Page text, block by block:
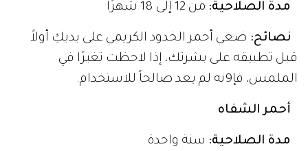
مدة الصلاحية: من 12 إلى 18 شهرًا
نصائح: ضعي أحمر الخدود الكريمي على يديكِ أولاً
قبل تطبيقه على بشرتك، إذا لاحظت تغيرًا في
الملمس، فإ9نه لم يعد صالحاً للاستخدام.
أحمر الشفاه
مدة الصلاحية: سنة واحدة